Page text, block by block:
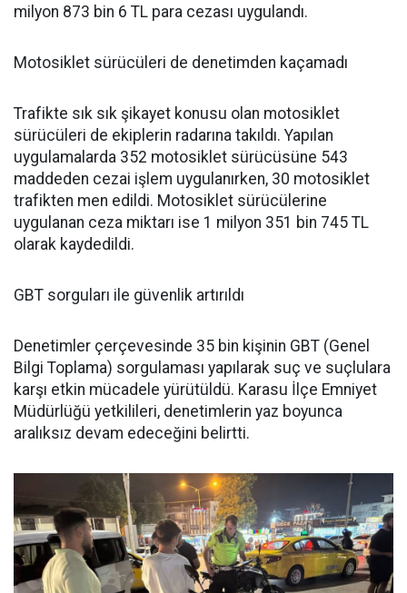
milyon 873 bin 6 TL para cezası uygulandı.
Motosiklet sürücüleri de denetimden kaçamadı
Trafikte sık sık şikayet konusu olan motosiklet
sürücüleri de ekiplerin radarına takıldı. Yapılan
uygulamalarda 352 motosiklet sürücüsüne 543
maddeden cezai işlem uygulanırken, 30 motosiklet
trafikten men edildi. Motosiklet sürücülerine
uygulanan ceza miktarı ise 1 milyon 351 bin 745 TL
olarak kaydedildi.
GBT sorguları ile güvenlik artırıldı
Denetimler çerçevesinde 35 bin kişinin GBT (Genel
Bilgi Toplama) sorgulaması yapılarak suç ve suçlulara
karşı etkin mücadele yürütüldü. Karasu İlçe Emniyet
Müdürlüğü yetkilileri, denetimlerin yaz boyunca
aralıksız devam edeceğini belirtti.